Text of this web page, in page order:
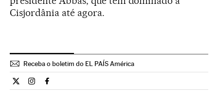
Cisjordânia até agora.
Receba o boletim do EL PAÍS América
Internacional El País Brasil en Twitter
Internacional El País Brasil en Instagram
Internacional El País Brasil en Facebook